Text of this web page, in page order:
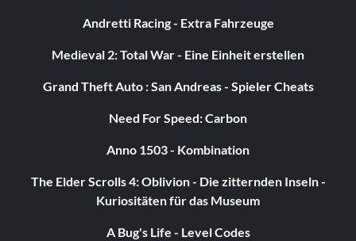
Andretti Racing - Extra Fahrzeuge
Medieval 2: Total War - Eine Einheit erstellen
Grand Theft Auto : San Andreas - Spieler Cheats
Need For Speed: Carbon
Anno 1503 - Kombination
The Elder Scrolls 4: Oblivion - Die zitternden Inseln -
Kuriositäten für das Museum
A Bug's Life - Level Codes